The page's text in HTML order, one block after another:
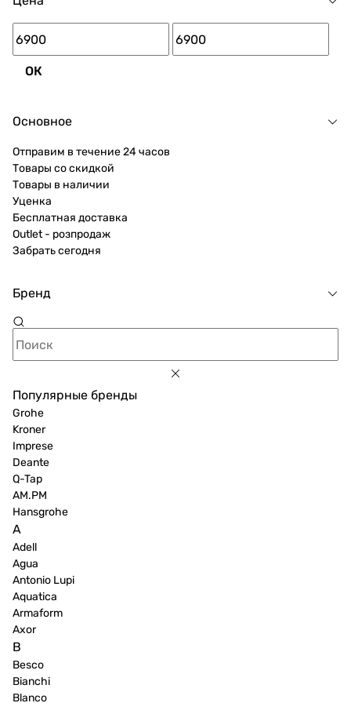
ОК
Основное
Отправим в течение 24 часов
Товары со скидкой
Товары в наличии
Уценка
Бесплатная доставка
Outlet - розпродаж
Забрать сегодня
Бренд
Популярные бренды
Grohe
Kroner
Imprese
Deante
Q-Tap
AM.PM
Hansgrohe
A
Adell
Agua
Antonio Lupi
Aquatica
Armaform
Axor
B
Besco
Bianchi
Blanco